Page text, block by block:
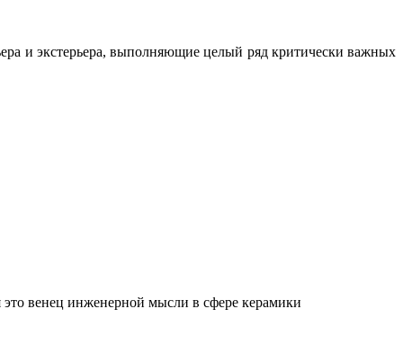
и экстерьера, выполняющие целый ряд критически важных
венец инженерной мысли в сфере керамики